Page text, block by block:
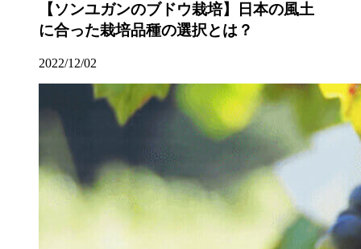
【ソンユガンのブドウ栽培】日本の風土
に合った栽培品種の選択とは？
2022/12/02